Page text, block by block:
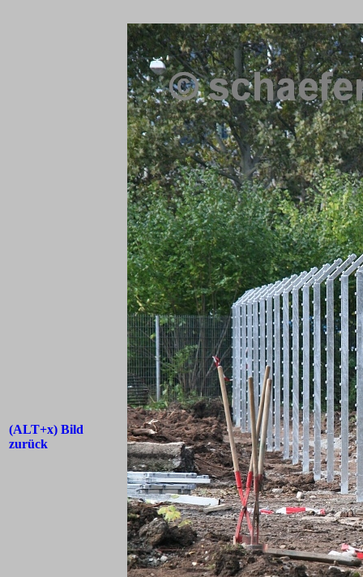
(ALT+x) Bild
zurück